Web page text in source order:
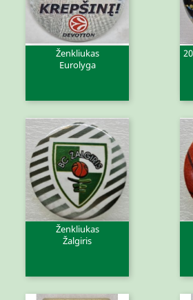
Ženkliukas
Eurolyga
Ženkliukas
Žalgiris